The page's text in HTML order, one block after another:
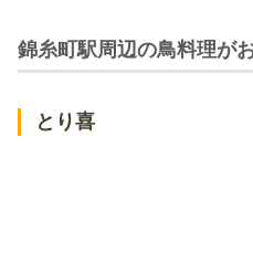
海鮮居酒屋MARU
みこ
錦糸町駅周辺の鳥料理が
とり喜